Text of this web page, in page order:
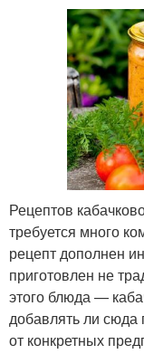
Рецептов
требуется много
рецепт дополнен
приготовлен не
этого блюда —
добавлять ли
от конкретных